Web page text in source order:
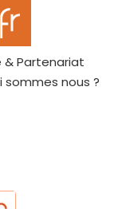
& Partenariat
sommes nous ?